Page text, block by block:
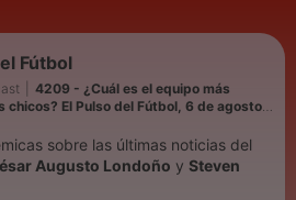
Fútbol
4209 - ¿Cuál es el equipo más
chicos? El Pulso del Fútbol, 6 de agosto
sobre las últimas noticias del
Augusto Londoño y Steven